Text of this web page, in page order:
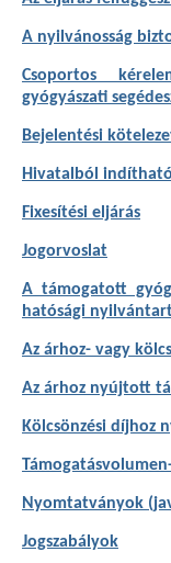
A nyilvánosság
Csoportos
gyógyászati
Bejelentési
Hivatalból
Fixesítési eljárás
Jogorvoslat
A támogatott
hatósági
Az árhoz- vagy
Az árhoz nyújtott
Kölcsönzési díjhoz
Nyomtatványok
Jogszabályok